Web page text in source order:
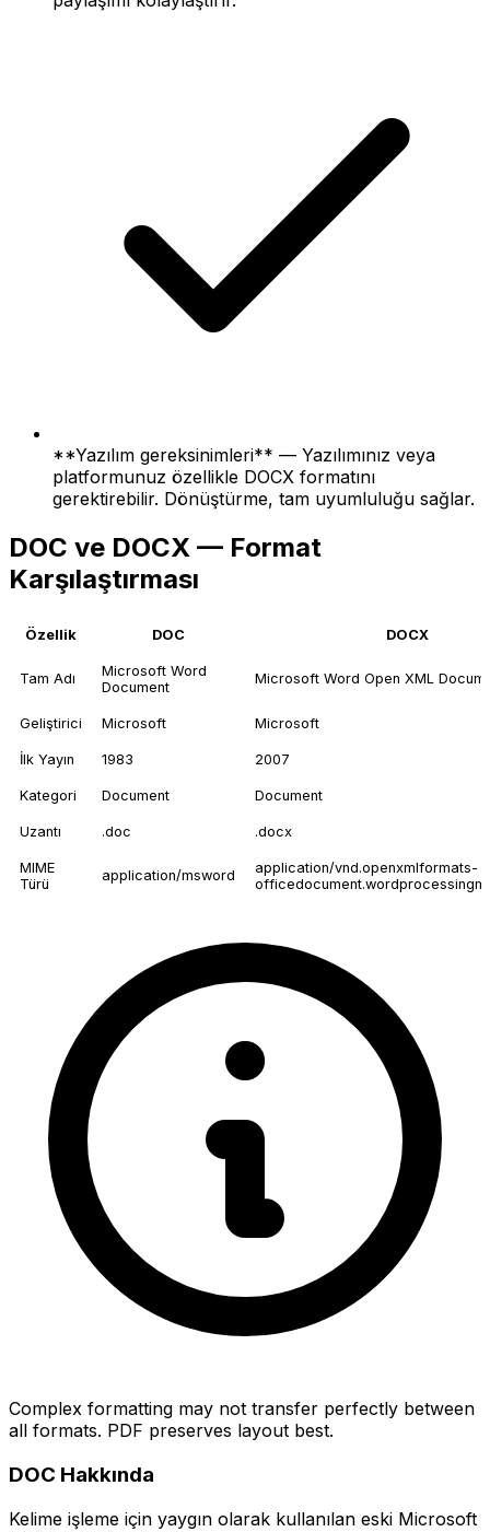
**Yazılım gereksinimleri** — Yazılımınız veya
platformunuz özellikle DOCX formatını
gerektirebilir. Dönüştürme, tam uyumluluğu sağlar.
DOC ve DOCX — Format
Karşılaştırması
Özellik DOC DOCX
Tam Adı
Microsoft Word
Document
Microsoft Word Open XML
Geliştirici Microsoft Microsoft
İlk Yayın 1983 2007
Kategori Document Document
Uzantı .doc .docx
MIME
Türü
application/msword
application/vnd.openxmlformats-
Complex formatting may not transfer perfectly between
all formats. PDF preserves layout best.
DOC Hakkında
Kelime işleme için yaygın olarak kullanılan eski Microsoft